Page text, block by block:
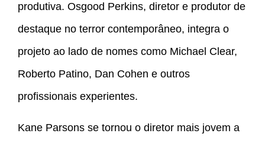
produtiva. Osgood Perkins, diretor e produtor de
destaque no terror contemporâneo, integra o
projeto ao lado de nomes como Michael Clear,
Roberto Patino, Dan Cohen e outros
profissionais experientes.
Kane Parsons se tornou o diretor mais jovem a